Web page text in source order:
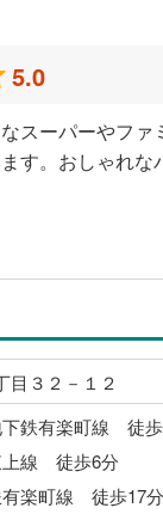
5.0
スーパーやフ
す。おしゃれ
目３２－１２
下鉄有楽町線 徒
上線 徒歩6分
有楽町線 徒歩17分